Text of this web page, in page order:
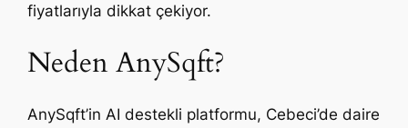
fiyatlarıyla dikkat çekiyor.
Neden AnySqft?
AnySqft’in AI destekli platformu, Cebeci’de daire